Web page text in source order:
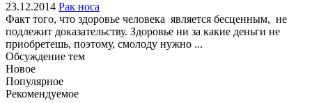
23.12.2014 Рак носа
Факт того, что здоровье человека является бесценным, не
подлежит доказательству. Здоровье ни за какие деньги не
приобретешь, поэтому, смолоду нужно ...
Обсуждение тем
Новое
Популярное
Рекомендуемое